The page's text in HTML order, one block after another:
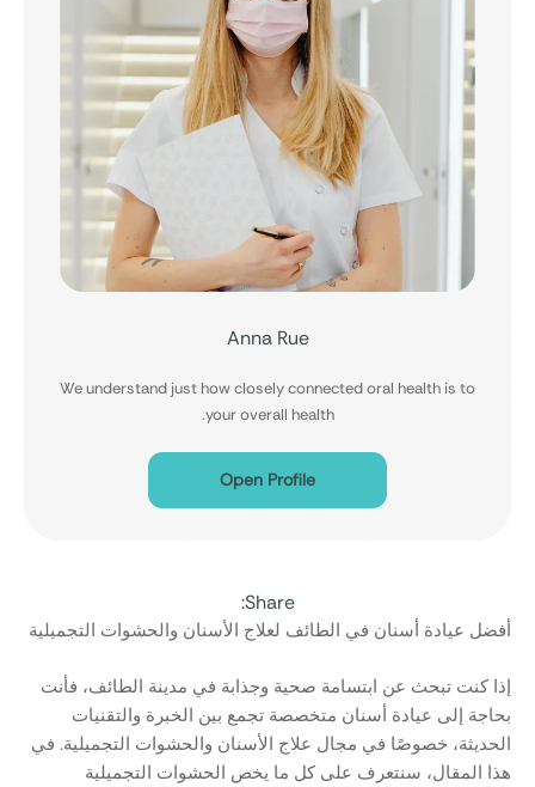
Anna Rue
We understand just how closely connected oral health is to
your overall health.
Open Profile
Share:
أفضل عيادة أسنان في الطائف لعلاج الأسنان والحشوات التجميلية
إذا كنت تبحث عن ابتسامة صحية وجذابة في مدينة الطائف، فأنت
بحاجة إلى عيادة أسنان متخصصة تجمع بين الخبرة والتقنيات
الحديثة، خصوصًا في مجال علاج الأسنان والحشوات التجميلية. في
هذا المقال، سنتعرف على كل ما يخص الحشوات التجميلية